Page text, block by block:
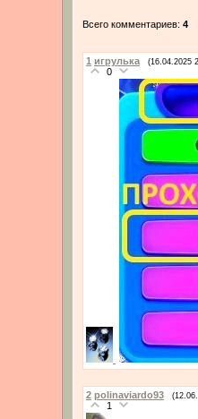
Всего комментариев: 4
1 игрулька (16.04.2025
0
2 polinaviardo93
1